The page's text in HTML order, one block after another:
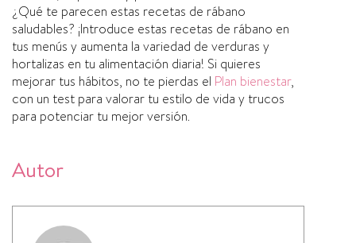
¿Qué te parecen estas recetas de rábano
saludables? ¡Introduce estas recetas de rábano en
tus menús y aumenta la variedad de verduras y
hortalizas en tu alimentación diaria! Si quieres
mejorar tus hábitos, no te pierdas el Plan bienestar,
con un test para valorar tu estilo de vida y trucos
para potenciar tu mejor versión.
Autor